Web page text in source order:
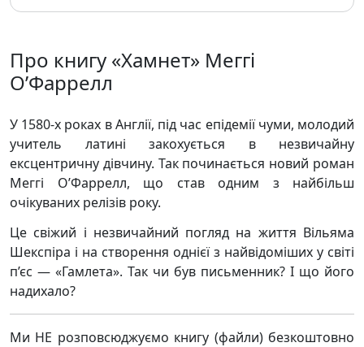
Про книгу «Хамнет» Меггі
О’Фаррелл
У 1580-х роках в Англії, під час епідемії чуми, молодий
учитель латині закохується в незвичайну
ексцентричну дівчину. Так починається новий роман
Меггі О’Фаррелл, що став одним з найбільш
очікуваних релізів року.
Це свіжий і незвичайний погляд на життя Вільяма
Шекспіра і на створення однієї з найвідоміших у світі
п’єс — «Гамлета». Так чи був письменник? І що його
надихало?
Ми НЕ розповсюджуємо книгу (файли) безкоштовно